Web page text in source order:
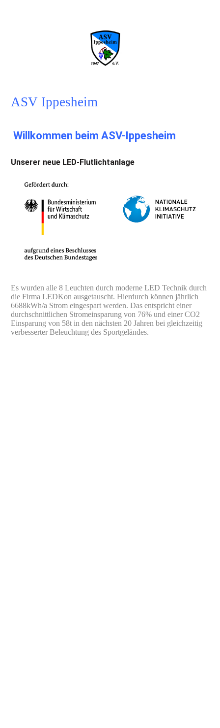
ASV Ippesheim
Willkommen beim ASV-Ippesheim
Unserer neue LED-Flutlichtanlage
Es wurden alle 8 Leuchten durch moderne LED Technik durch
die Firma LEDKon ausgetauscht. Hierdurch können jährlich
6688kWh/a Strom eingespart werden.Das entspricht einer
durchschnittlichen Stromeinsparung von 76% und einer CO2
Einsparung von 58t in den nächsten 20 Jahren bei gleichzeitig
verbesserter Beleuchtung des Sportgeländes.